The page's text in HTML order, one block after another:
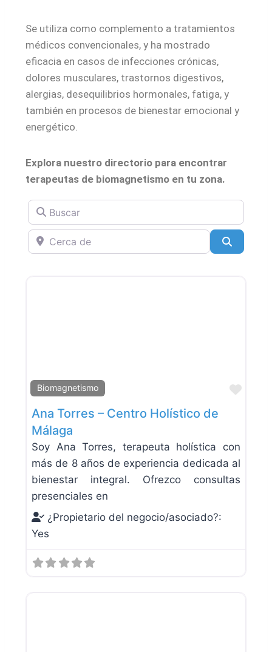
Se utiliza como complemento a tratamientos
médicos convencionales, y ha mostrado
eficacia en casos de infecciones crónicas,
dolores musculares, trastornos digestivos,
alergias, desequilibrios hormonales, fatiga, y
también en procesos de bienestar emocional y
energético.
Explora nuestro directorio para encontrar
terapeutas de biomagnetismo en tu zona.
Buscar
Cerca de
Biomagnetismo
Ana Torres – Centro Holístico de
Málaga
Soy Ana Torres, terapeuta holística con
más de 8 años de experiencia dedicada al
bienestar integral. Ofrezco consultas
presenciales en
¿Propietario del negocio/asociado?:
Yes